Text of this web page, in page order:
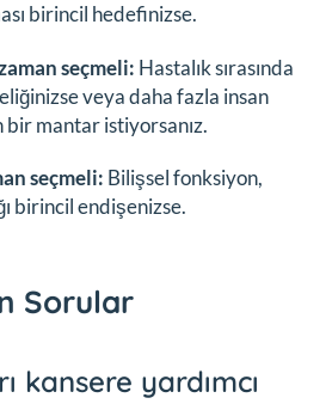
birincil hedefinizse.
seçmeli: Hastalık sırasında
veya daha fazla insan
bir mantar istiyorsanız.
seçmeli: Bilişsel fonksiyon,
birincil endişenizse.
Sorular
kansere yardımcı